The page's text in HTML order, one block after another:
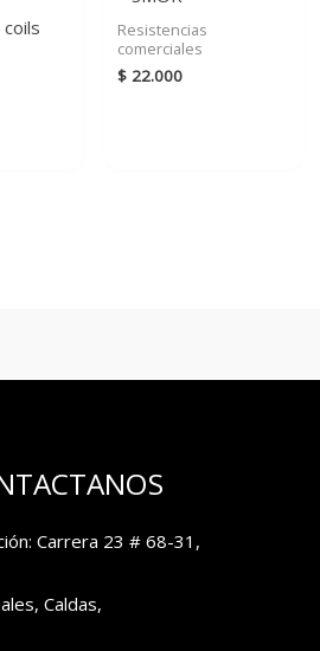
Resistencias
comerciales
$22.000
Carrera 23 # 68-31,
Caldas,